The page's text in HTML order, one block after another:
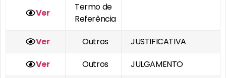
Ver
Termo de
Referência
Ver
Outros
JUSTIFICATIVA
Ver
Outros
JULGAMENTO